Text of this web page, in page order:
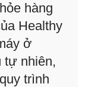
hàng
Healthy
ở
tự nhiên,
trình